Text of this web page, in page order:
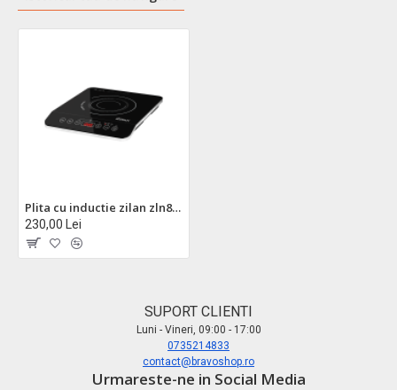
Plita cu inductie zilan zln8078 - 2000w, cristal negru, 10 functii speciale, afisaj digital
230,00 Lei
SUPORT CLIENTI
Luni - Vineri, 09:00 - 17:00
0735214833
contact@bravoshop.ro
Urmareste-ne in Social Media